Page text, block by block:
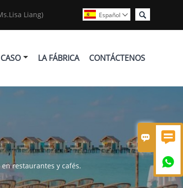
 

Liang) 
Español 
CASO LA FÁBRICA CONTÁCTENOS
restaurantes y cafés.